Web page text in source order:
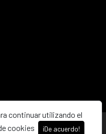
continuar utilizando el
cookies
¡De acuerdo!
ABC · Castilla-La Mancha ·